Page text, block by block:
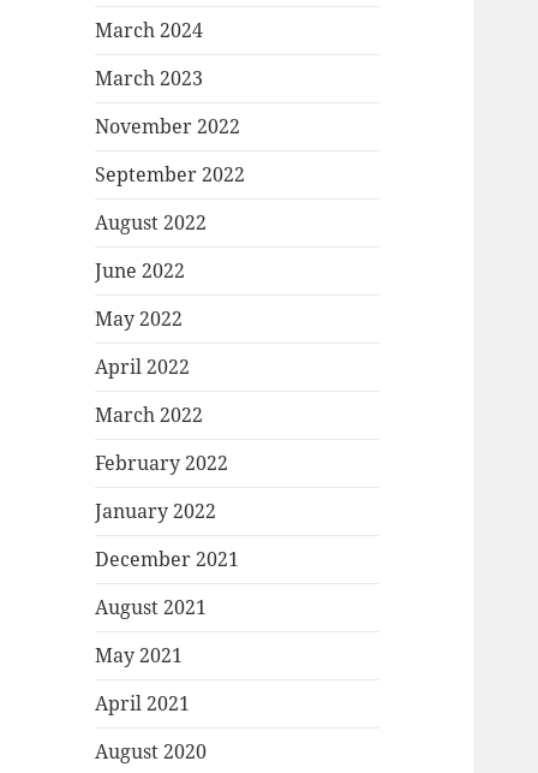
March 2024
March 2023
November 2022
September 2022
August 2022
June 2022
May 2022
April 2022
March 2022
February 2022
January 2022
December 2021
August 2021
May 2021
April 2021
August 2020